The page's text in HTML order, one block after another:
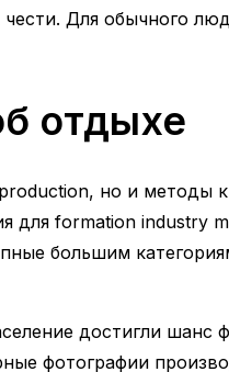
Для обычного
отдыхе
но и методы
для formation industry
большим
достигли
фотографии